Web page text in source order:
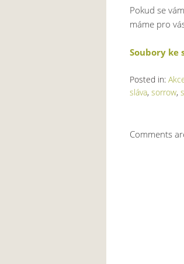
Pokud se
máme pro
Soubory ke
Posted in:
sláva, sorrow,
Comments